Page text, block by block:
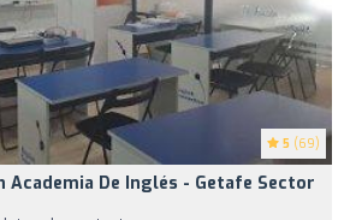
5 (69)
Academia De Inglés - Getafe Sector